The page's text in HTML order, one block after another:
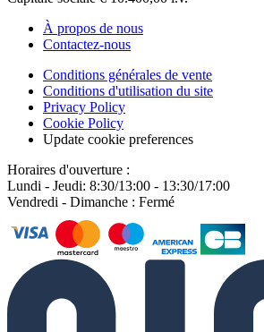
À propos de nous
Contactez-nous
Conditions générales de vente
Conditions d'utilisation du site
Privacy Policy
Cookie Policy
Update cookie preferences
Horaires d'ouverture :
Lundi - Jeudi: 8:30/13:00 - 13:30/17:00
Vendredi - Dimanche : Fermé